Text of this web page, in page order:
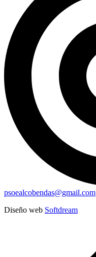
psoealcobendas@gmail.com
Diseño web Softdream